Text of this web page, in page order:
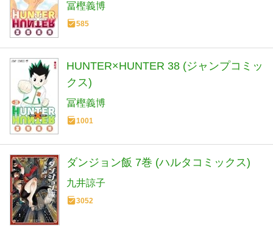
冨樫義博
585
HUNTER×HUNTER 38 (ジャンプコミッ
クス)
冨樫義博
1001
ダンジョン飯 7巻 (ハルタコミックス)
九井諒子
3052